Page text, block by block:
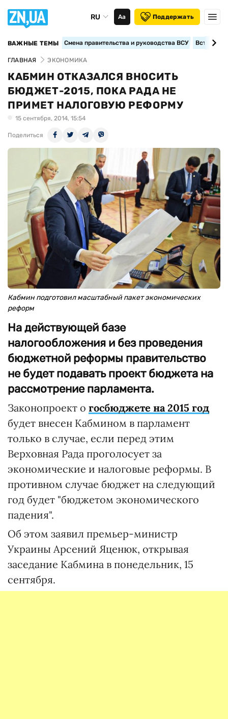
RU Аа Поддержать
ВАЖНЫЕ ТЕМЫ Смена правительства и руководства ВСУ
ГЛАВНАЯ ЭКОНОМИКА
КАБМИН ОТКАЗАЛСЯ ВНОСИТЬ
БЮДЖЕТ-2015, ПОКА РАДА НЕ
ПРИМЕТ НАЛОГОВУЮ РЕФОРМУ
15 сентября, 2014, 15:54
Поделиться
Кабмин подготовил масштабный пакет экономических
реформ
На действующей базе
налогообложения и без проведения
бюджетной реформы правительство
не будет подавать проект бюджета на
рассмотрение парламента.
Законопроект о госбюджете на 2015 год
будет внесен Кабмином в парламент
только в случае, если перед этим
Верховная Рада проголосует за
экономические и налоговые реформы. В
противном случае бюджет на следующий
год будет "бюджетом экономического
падения".
Об этом заявил премьер-министр
Украины Арсений Яценюк, открывая
заседание Кабмина в понедельник, 15
сентября.